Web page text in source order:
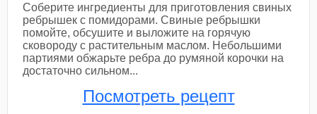
Соберите ингредиенты для приготовления свиных
ребрышек с помидорами. Свиные ребрышки
помойте, обсушите и выложите на горячую
сковороду с растительным маслом. Небольшими
партиями обжарьте ребра до румяной корочки на
достаточно сильном...
Посмотреть рецепт